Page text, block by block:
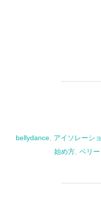
bellydance, アイソレーシ
始め方, ベリ